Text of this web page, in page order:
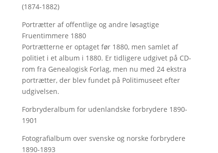
(1874-1882)
Portrætter af offentlige og andre løsagtige
Fruentimmere 1880
Portrætterne er optaget før 1880, men samlet af
politiet i et album i 1880. Er tidligere udgivet på CD-
rom fra Genealogisk Forlag, men nu med 24 ekstra
portrætter, der blev fundet på Politimuseet efter
udgivelsen.
Forbryderalbum for udenlandske forbrydere 1890-
1901
Fotografialbum over svenske og norske forbrydere
1890-1893